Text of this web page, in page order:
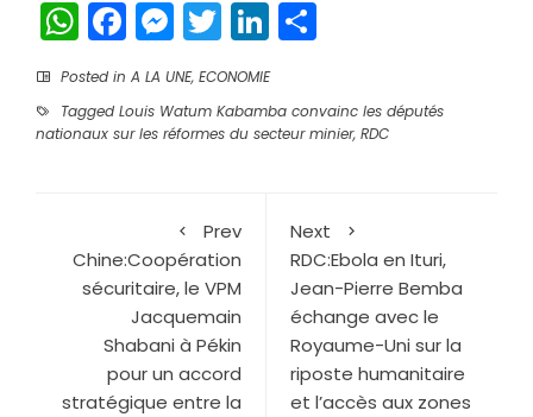
WhatsApp
Facebook
Messenger
TwitterLinkedIn
Posted in A LA UNE, ECONOMIE
Tagged Louis Watum Kabamba convainc les députés
nationaux sur les réformes du secteur minier, RDC
Prev
Chine:Coopération
sécuritaire, le VPM
Jacquemain
Shabani à Pékin
pour un accord
stratégique entre la
Next
RDC:Ebola en Ituri,
Jean-Pierre Bemba
échange avec le
Royaume-Uni sur la
riposte humanitaire
et l’accès aux zones